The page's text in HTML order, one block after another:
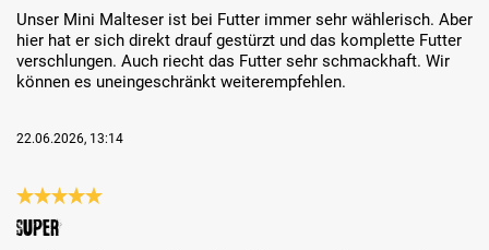
Unser Mini Malteser ist bei Futter immer sehr wählerisch. Aber
hier hat er sich direkt drauf gestürzt und das komplette Futter
verschlungen. Auch riecht das Futter sehr schmackhaft. Wir
können es uneingeschränkt weiterempfehlen.
22.06.2026, 13:14
Recenze s hodnocením 5 z 5 hvězd
Super